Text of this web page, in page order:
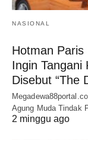
NASIONAL
Hotman Paris
Ingin Tangani
Disebut “The
Agung Muda Tindak
2 minggu ago